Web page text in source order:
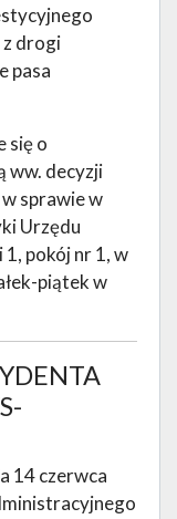
z drogi
pasa
się o
ww. decyzji
sprawie w
Urzędu
pokój nr 1, w
piątek w
14 czerwca